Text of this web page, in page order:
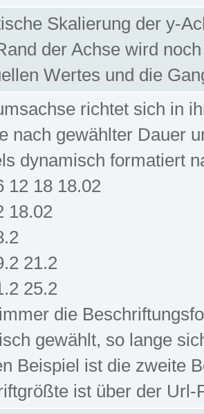
Skalierung der y-
der Achse wird
Wertes und die
richtet sich in
nach gewählter Dauer
dynamisch formatiert
12 18 18.02
18.02
21.2
25.2
die
gewählt, so lange
Beispiel ist die zweite
ist über der